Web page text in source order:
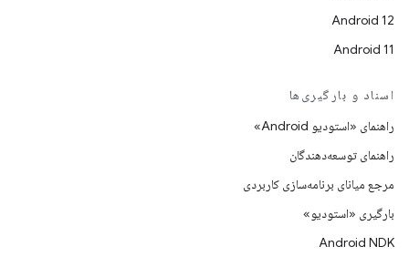
Android 12
Android 11
اسناد و بارگیری‌ها
راهنمای «استودیو Android»
راهنمای توسعه‌دهندگان
مرجع میانای برنامه‌سازی کاربردی
بارگیری «استودیو»
Android NDK